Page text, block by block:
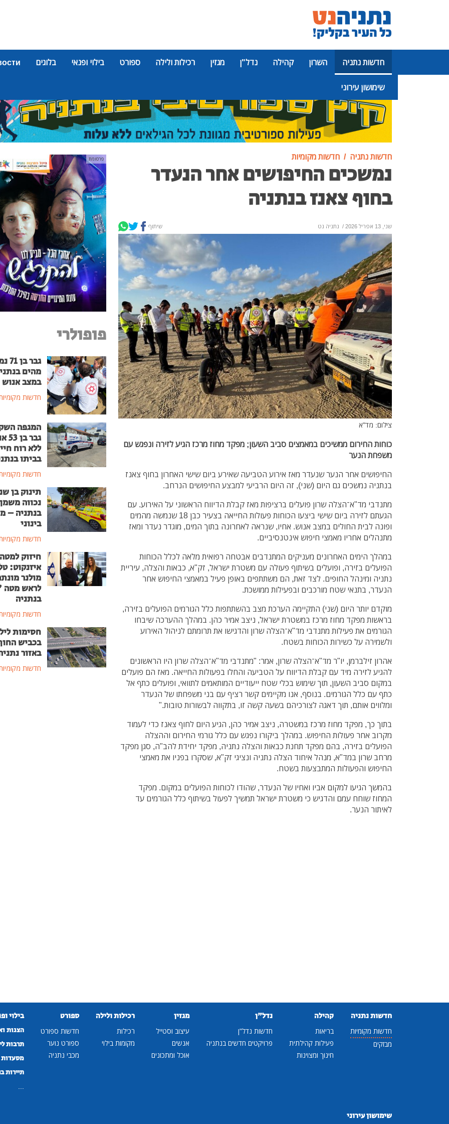
חדשות נתניה השרון קהילה נדל"ן מגזין רכילות ולילה ספורט בילוי ופנאי בלוגים
שימושון עירוני
פרסומת
חדשות נתניה חדשות מקומיות
נמשכים החיפושים אחר הנעדר
בחוף צאנז בנתניה
שני, 13 אפריל 2026 / נתניה נט שיתוף
צילום: מד"א
כוחות החירום ממשיכים במאמצים סביב השעון; מפקד מחוז מרכז הגיע לזירה ונפגש עם
משפחת הנער
החיפושים אחר הנער שנעדר מאז אירוע הטביעה שאירע ביום שישי האחרון בחוף צאנז
בנתניה נמשכים גם היום (שני), זה היום הרביעי למבצע החיפושים הנרחב.
מתנדבי מד"א־הצלה שרון פועלים ברציפות מאז קבלת הדיווח הראשוני על האירוע. עם
הגעתם לזירה ביום שישי ביצעו הכוחות פעולות החייאה בצעיר כבן 18 שנמשה מהמים
ופונה לבית החולים במצב אנוש. אחיו, שנראה לאחרונה בתוך המים, מוגדר נעדר ומאז
מתנהלים אחריו מאמצי חיפוש אינטנסיביים.
במהלך הימים האחרונים מעניקים המתנדבים אבטחה רפואית מלאה לכלל הכוחות
הפועלים בזירה, ופועלים בשיתוף פעולה עם משטרת ישראל, זק"א, כבאות והצלה, עיריית
נתניה ומינהל החופים. לצד זאת, הם משתתפים באופן פעיל במאמצי החיפוש אחר
הנעדר, בתנאי שטח מורכבים ובפעילות ממושכת.
מוקדם יותר היום (שני) התקיימה הערכת מצב בהשתתפות כלל הגורמים הפועלים בזירה,
בראשות מפקד מחוז מרכז במשטרת ישראל, ניצב אמיר כהן. במהלך ההערכה שיבחו
הגורמים את פעילות מתנדבי מד"א־הצלה שרון והדגישו את תרומתם לניהול האירוע
ולשמירה על כשירות הכוחות בשטח.
אהרון זילברמן, יו"ר מד"א־הצלה שרון, אמר: "מתנדבי מד"א־הצלה שרון היו הראשונים
להגיע לזירה מיד עם קבלת הדיווח על הטביעה והחלו בפעולות החייאה. מאז הם פועלים
במקום סביב השעון, תוך שימוש בכלי שטח ייעודיים המותאמים לתוואי, ופועלים כתף אל
כתף עם כלל הגורמים. בנוסף, אנו מקיימים קשר רציף עם בני משפחתו של הנעדר
ומלווים אותם, תוך דאגה לצורכיהם בשעה קשה זו, בתקווה לבשורות טובות."
בתוך כך, מפקד מחוז מרכז במשטרה, ניצב אמיר כהן, הגיע היום לחוף צאנז כדי לעמוד
מקרוב אחר פעולות החיפוש. במהלך ביקורו נפגש עם כלל גורמי החירום וההצלה
הפועלים בזירה, בהם מפקד תחנת כבאות והצלה נתניה, מפקד יחידת להב"ה, סגן מפקד
מרחב שרון במד"א, מנהל איחוד הצלה נתניה ונציגי זק"א, שסקרו בפניו את מאמצי
החיפוש והפעולות המתבצעות בשטח.
בהמשך הגיעו למקום אביו ואחיו של הנעדר, שהודו לכוחות הפועלים במקום. מפקד
המחוז שוחח עמם והדגיש כי משטרת ישראל תמשיך לפעול בשיתוף כלל הגורמים עד
לאיתור הנער.
פרסומת
פופולרי
גבר
מהים
במצב אנוש
חדשות
המגפה
גבר
ללא רוח
בביתו
חדשות
תינוק בן
נכווה
בנתניה –
בינוני
חדשות
חיזוק למטה
איזנקוט:
מולנר
לראש
בנתניה
חדשות
חסימות
בכביש
באזור
חדשות
חדשות נתניה
חדשות מקומיות
מבזקים
קהילה
בריאות
פעילות קהילתית
חינוך ומצוינות
נדל"ן
חדשות נדל"ן
פרויקטים חדשים בנתניה
מגזין
עיצוב וסטייל
אנשים
אוכל ומתכונים
רכילות ולילה
רכילות
מקומות בילוי
ספורט
חדשות ספורט
ספורט נוער
מכבי נתניה
בילוי
הצגות
תרבות
מסעדות
תיירות
שימושון עירוני